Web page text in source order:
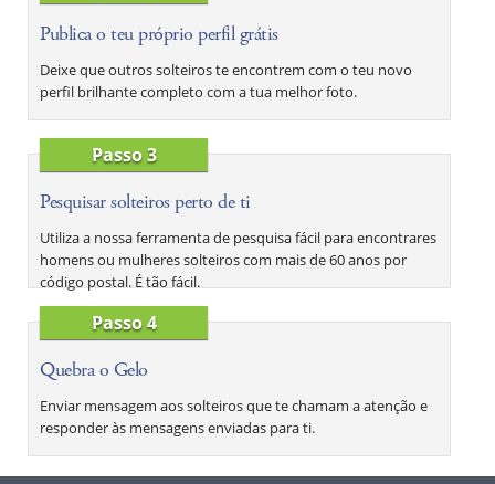
Publica o teu próprio perfil grátis
Deixe que outros solteiros te encontrem com o teu novo
perfil brilhante completo com a tua melhor foto.
Passo 3
Pesquisar solteiros perto de ti
Utiliza a nossa ferramenta de pesquisa fácil para encontrares
homens ou mulheres solteiros com mais de 60 anos por
código postal. É tão fácil.
Passo 4
Quebra o Gelo
Enviar mensagem aos solteiros que te chamam a atenção e
responder às mensagens enviadas para ti.